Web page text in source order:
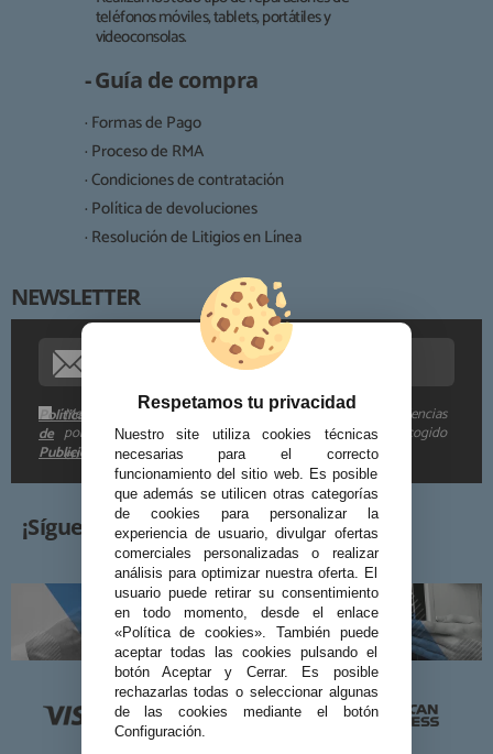
teléfonos móviles, tablets, portátiles y
videoconsolas.
- Guía de compra
· Formas de Pago
· Proceso de RMA
· Condiciones de contratación
· Política de devoluciones
· Resolución de Litigios en Línea
NEWSLETTER
Me gustaría recibir descuentos exclusivos, novedades y tendencias
por e-mail. Puedo darme de baja cuando quiera según lo recogido
en la
Política
de
Publicidad
Responsable:
Finalidad:
Destinatarios:
Derechos:
Procedencia de los datos:
Información adicional:
¡Síguenos!
Respetamos tu privacidad
Nuestro site utiliza cookies técnicas
necesarias para el correcto
funcionamiento del sitio web. Es posible
que además se utilicen otras categorías
de cookies para personalizar la
experiencia de usuario, divulgar ofertas
comerciales personalizadas o realizar
análisis para optimizar nuestra oferta. El
usuario puede retirar su consentimiento
en todo momento, desde el enlace
«Política de cookies». También puede
aceptar todas las cookies pulsando el
botón Aceptar y Cerrar. Es posible
rechazarlas todas o seleccionar algunas
de las cookies mediante el botón
Configuración.